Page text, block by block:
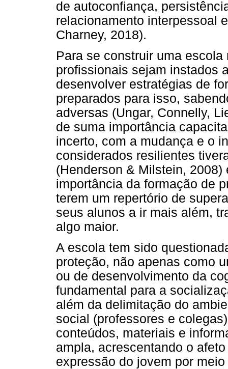
de autoconfiança,
relacionamento interpessoal
Charney, 2018).
Para se construir uma
profissionais sejam instados
desenvolver estratégias de
preparados para isso,
adversas (Ungar, Connelly,
de suma importância
incerto, com a mudança e o
considerados resilientes
(Henderson & Milstein,
importância da formação de
terem um repertório de
seus alunos a ir mais além,
algo maior.
A escola tem sido
proteção, não apenas como
ou de desenvolvimento da
fundamental para a
além da delimitação do
social (professores e
conteúdos, materiais e
ampla, acrescentando o
expressão do jovem por